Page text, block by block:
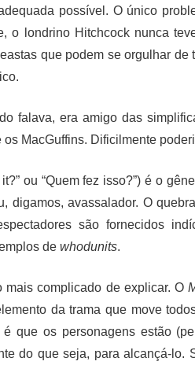
possível. O único
o londrino Hitchcock nunca
que podem se orgulhar
falava, era amigo das
MacGuffins. Dificilmente
ou “Quem fez isso?”) é o
digamos, avassalador. O
são fornecidos
de whodunits.
mais complicado de explicar. O
da trama que move
é que os personagens estão
do que seja, para alcançá-lo.